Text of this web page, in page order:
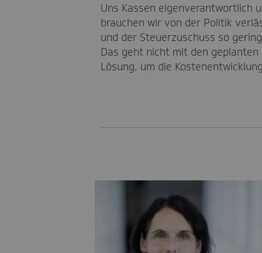
Uns Kassen eigenverantwortlich
brauchen wir von der Politik
und der Steuerzuschuss so
Das geht nicht mit den
Lösung, um die